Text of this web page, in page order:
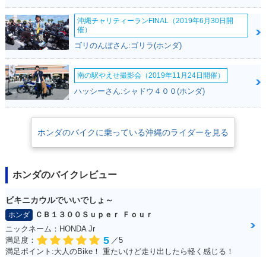
沖縄チャリティーランFINAL（2019年6月30日開
催）
ゴリのんぼさん:ゴリラ(ホンダ)
南の駅やえせ撮影会（2019年11月24日開催）
ハッシーさん:シャドウ４００(ホンダ)
ホンダのバイクに乗っている沖縄のライダーを見る
ホンダのバイクレビュー
ビキニカウルでいいでしょ～
ホンダ
ＣＢ１３００Ｓｕｐｅｒ Ｆｏｕｒ
ニックネーム：HONDA Jr
満足度：
5 ／5
満足ポイント:大人のBike！ 重たいけど走り出したら軽く感じる！